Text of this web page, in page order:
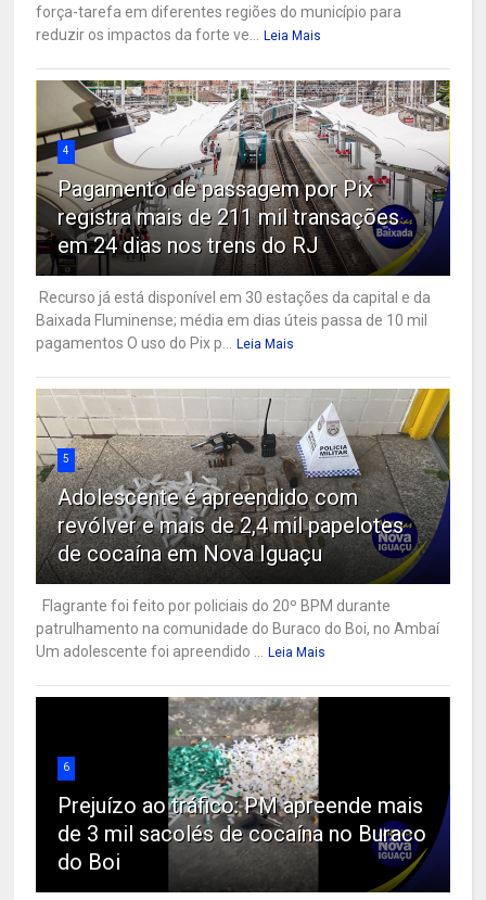
força-tarefa em diferentes regiões do município para
reduzir os impactos da forte ve... Leia Mais
4
Pagamento de passagem por Pix
registra mais de 211 mil transações
em 24 dias nos trens do RJ
Recurso já está disponível em 30 estações da capital e da
Baixada Fluminense; média em dias úteis passa de 10 mil
pagamentos O uso do Pix p... Leia Mais
5
Adolescente é apreendido com
revólver e mais de 2,4 mil papelotes
de cocaína em Nova Iguaçu
Flagrante foi feito por policiais do 20º BPM durante
patrulhamento na comunidade do Buraco do Boi, no Ambaí
Um adolescente foi apreendido ... Leia Mais
6
Prejuízo ao tráfico: PM apreende mais
de 3 mil sacolés de cocaína no Buraco
do Boi